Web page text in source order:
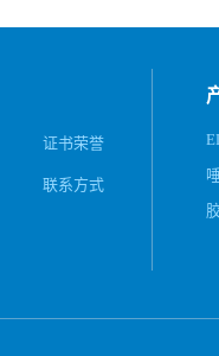
证书荣誉
联系方式
务